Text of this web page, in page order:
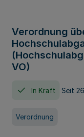
Verordnung
VO)
In Kraft Seit
Verordnung